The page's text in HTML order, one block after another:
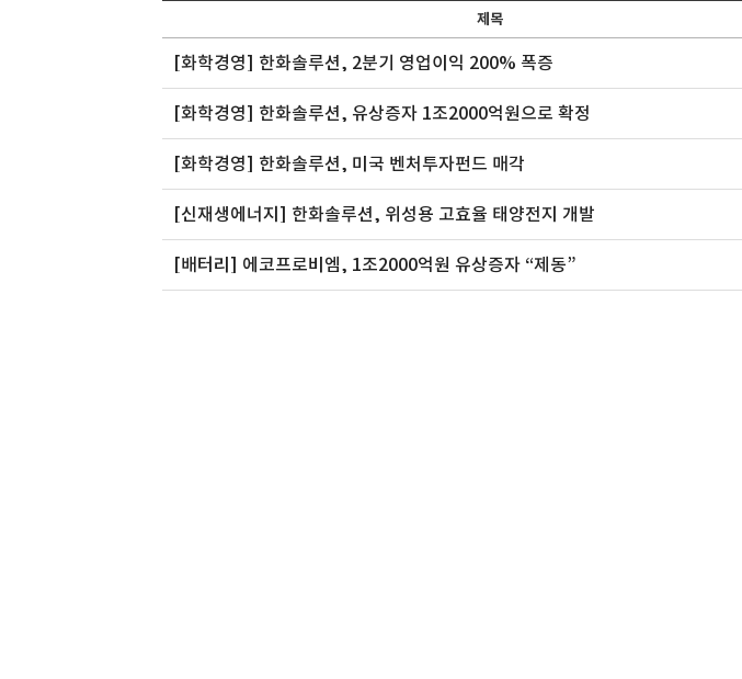
제목
[화학경영] 한화솔루션, 2분기 영업이익 200% 폭증
[화학경영] 한화솔루션, 유상증자 1조2000억원으로 확정
[화학경영] 한화솔루션, 미국 벤처투자펀드 매각
[신재생에너지] 한화솔루션, 위성용 고효율 태양전지 개발
[배터리] 에코프로비엠, 1조2000억원 유상증자 “제동”